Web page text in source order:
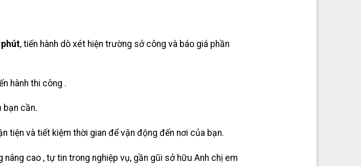
, tiến hành dò xét hiện trường sở công và báo giá phần
hành thi công .
bạn cần.
tiện và tiết kiệm thời gian để vận động đến nơi của bạn.
cao , tự tin trong nghiệp vụ, gần gũi sở hữu Anh chị em